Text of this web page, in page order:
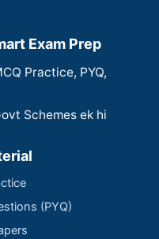
Exam Prep
Practice, PYQ,
Schemes ek hi
(PYQ)